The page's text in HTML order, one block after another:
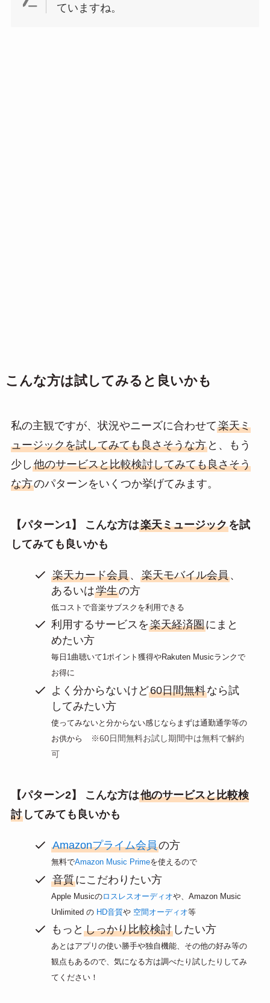
ていますね。
こんな方は試してみると良いかも
私の主観ですが、状況やニーズに合わせて楽天ミ
ュージックを試してみても良さそうな方と、もう
少し 他のサービスと比較検討してみても良さそう
な方のパターンをいくつか挙げてみます。
【パターン1】 こんな方は楽天ミュージックを試
してみても良いかも
楽天カード会員、楽天モバイル会員、
あるいは学生の方
低コストで音楽サブスクを利用できる
利用するサービスを楽天経済圏にまと
めたい方
毎日1曲聴いて1ポイント獲得やRakuten Musicランクで
お得に
よく分からないけど60日間無料なら試
してみたい方
使ってみないと分からない感じならまずは通勤通学等の
お供から
※60日間無料お試し期間中は無料で解約
可
【パターン2】 こんな方は他のサービスと比較検
討してみても良いかも
Amazonプライム会員の方
無料でAmazon Music Primeを使えるので
音質にこだわりたい方
Apple Musicのロスレスオーディオや、Amazon Music
Unlimited の HD音質や 空間オーディオ等
もっとしっかり比較検討 したい方
あとはアプリの使い勝手や独自機能、その他の好み等の
観点もあるので、気になる方は調べたり試したりしてみ
てください！